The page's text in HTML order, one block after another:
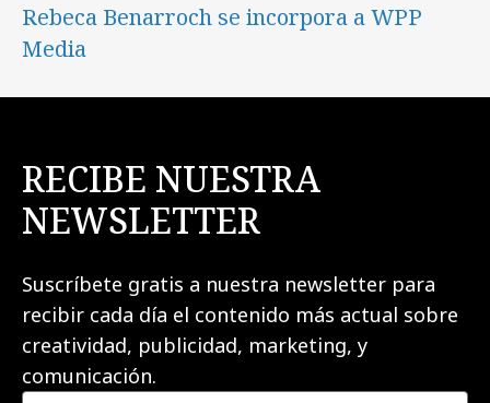
Rebeca Benarroch se incorpora a WPP
Media
RECIBE NUESTRA
NEWSLETTER
Suscríbete gratis a nuestra newsletter para
recibir cada día el contenido más actual sobre
creatividad, publicidad, marketing, y
comunicación.